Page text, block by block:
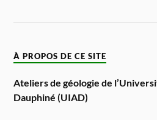
À PROPOS DE CE SITE
Ateliers de géologie de
Dauphiné (UIAD)